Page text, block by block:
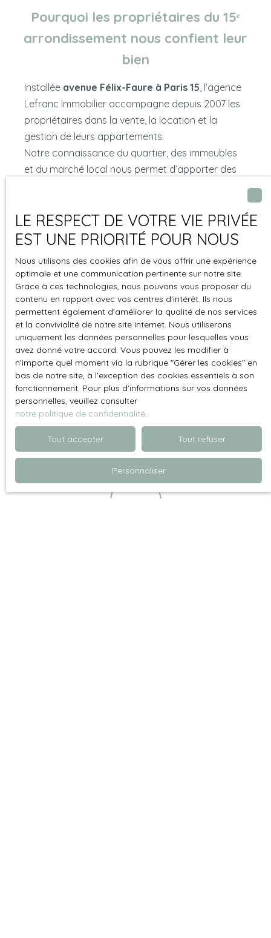
Pourquoi les propriétaires du 15ᵉ
arrondissement nous confient leur
bien
Installée avenue Félix-Faure à Paris 15, l’agence
Lefranc Immobilier accompagne depuis 2007 les
propriétaires dans la vente, la location et la
gestion de leurs appartements.
Notre connaissance du quartier, des immeubles
et du marché local nous permet d’apporter des
Une expertise du marché local
Implantée au cœur du 15ᵉ arrondissement, notre
agence intervient principalement dans les quartiers
Félix-Faure, Saint-Charles, Commerce et
Convention.
Cette connaissance très fine du secteur nous permet
d’estimer les biens avec précision et de conseiller
efficacement les propriétaires.
LE RESPECT DE VOTRE VIE PRIVÉE
EST UNE PRIORITÉ POUR NOUS
Nous utilisons des cookies afin de vous offrir une expérience
optimale et une communication pertinente sur notre site.
Grace à ces technologies, nous pouvons vous proposer du
contenu en rapport avec vos centres d'intérêt. Ils nous
permettent également d'améliorer la qualité de nos services
et la convivialité de notre site internet. Nous utiliserons
uniquement les données personnelles pour lesquelles vous
avez donné votre accord. Vous pouvez les modifier à
n'importe quel moment via la rubrique ″Gérer les cookies″ en
bas de notre site, à l'exception des cookies essentiels à son
fonctionnement. Pour plus d'informations sur vos données
personnelles, veuillez consulter
notre politique de confidentialité.
Tout accepter Tout refuser
Personnaliser